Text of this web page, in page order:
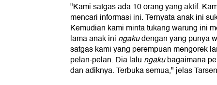
"Kami satgas ada 10 orang yang aktif.
mencari informasi ini. Ternyata anak ini
Kemudian kami minta tukang warung ini
lama anak ini ngakudengan yang punya
satgas kami yang perempuan mengorek
pelan-pelan. Dia lalu ngakubagaimana
dan adiknya. Terbuka semua," jelas